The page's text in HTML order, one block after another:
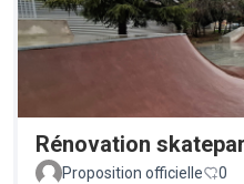
Rénovation
Proposition officielle
0